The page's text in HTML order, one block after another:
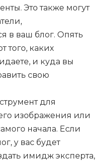
Это также могут
в ваш блог. Опять
того, каких
и куда вы
свою
для
изображения или
начала. Если
у вас будет
имидж эксперта,